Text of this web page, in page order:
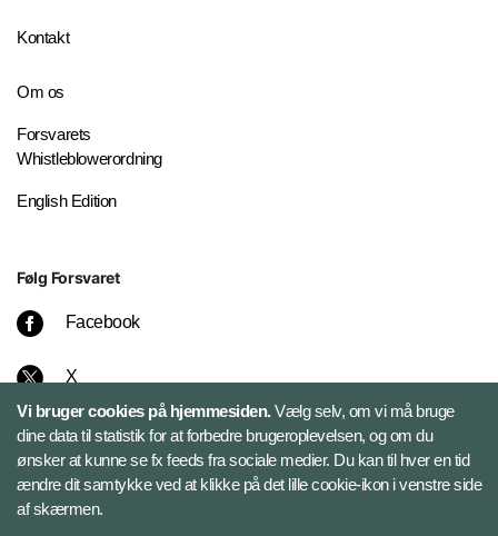
Kontakt
Om os
Forsvarets
Whistleblowerordning
English Edition
Følg Forsvaret
Facebook
X
Instagram
Bluesky
Vi bruger cookies på hjemmesiden.Vælg selv, om vi må bruge
dine data til statistik for at forbedre brugeroplevelsen, og om du
ønsker at kunne se fx feeds fra sociale medier. Du kan til hver en tid
ændre dit samtykke ved at klikke på det lille cookie-ikon i venstre side
af skærmen.